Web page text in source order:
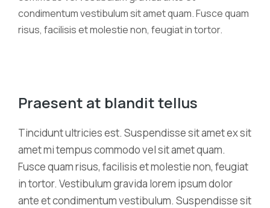
condimentum vestibulum sit amet quam. Fusce quam
risus, facilisis et molestie non, feugiat in tortor.
Praesent at blandit tellus
Tincidunt ultricies est. Suspendisse sit amet ex sit
amet mi tempus commodo vel sit amet quam.
Fusce quam risus, facilisis et molestie non, feugiat
in tortor. Vestibulum gravida lorem ipsum dolor
ante et condimentum vestibulum. Suspendisse sit